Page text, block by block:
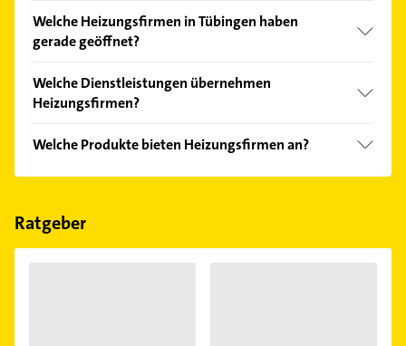
Kundenmeinungen und profitieren Sie von den
Empfehlungen. Die Suchergebnisse können Sie sich
Welche Heizungsfirmen in Tübingen haben
gerade geöffnet?
Bitte beachten Sie, dass diese an Sonn- und
Feiertagen abweichen können.
Welche Dienstleistungen übernehmen
Heizungsfirmen?
Sanitär, Solaranlagen, Flaschnerei und solar.
Welche Produkte bieten Heizungsfirmen an?
Das Angebot umfasst unter anderem
Pelletheizung.
Ratgeber